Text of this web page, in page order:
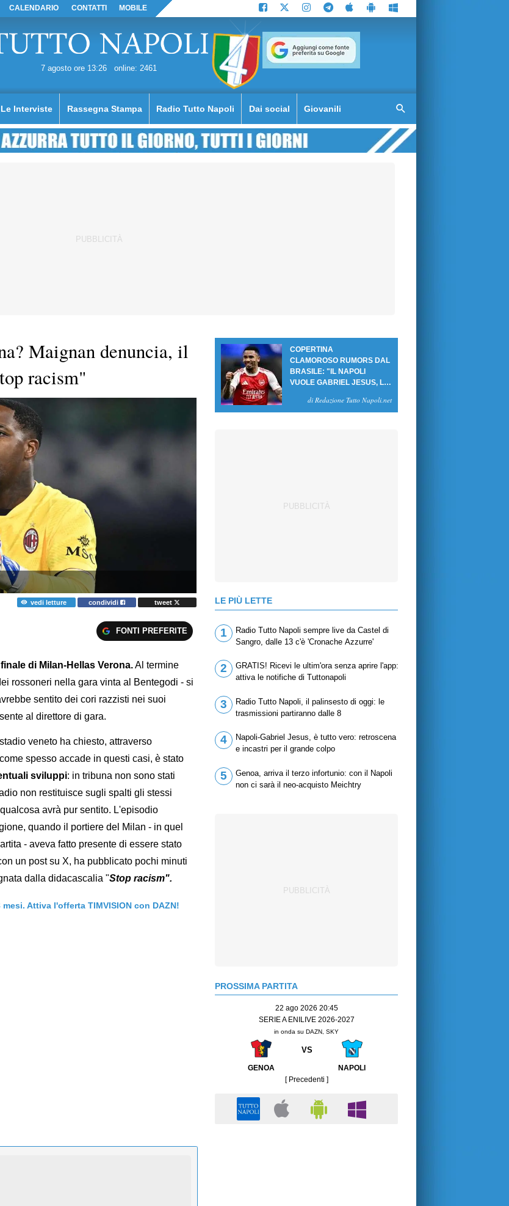
CALENDARIO CONTATTI MOBILE
7 agosto ore 13:26 online: 2461
Le Interviste Rassegna Stampa Radio Tutto Napoli Dai social Giovanili
Maignan denuncia, il
racism"
vedi letture condividi tweet
FONTI PREFERITE
di Milan-Hellas Verona.Al termine
rossoneri nella gara vinta al Bentegodi - si
sentito dei cori razzisti nei suoi
al direttore di gara.
veneto ha chiesto, attraverso
spesso accade in questi casi, è stato
sviluppi: in tribuna non sono stati
non restituisce sugli spalti gli stessi
avrà pur sentito. L'episodio
quando il portiere del Milan - in quel
- aveva fatto presente di essere stato
un post su X, ha pubblicato pochi minuti
dalla didacascalia "Stop racism".
Attiva l'offerta TIMVISION con DAZN!
COPERTINA
CLAMOROSO RUMORS DAL
BRASILE: "IL NAPOLI
VUOLE GABRIEL JESUS, LE
di Redazione Tutto Napoli.net
LE PIÙ LETTE
1
Radio Tutto Napoli sempre live da Castel di
Sangro, dalle 13 c'è 'Cronache Azzurre'
2
GRATIS! Ricevi le ultim'ora senza aprire l'app:
attiva le notifiche di Tuttonapoli
3
Radio Tutto Napoli, il palinsesto di oggi: le
trasmissioni partiranno dalle 8
4
Napoli-Gabriel Jesus, è tutto vero: retroscena
e incastri per il grande colpo
5
Genoa, arriva il terzo infortunio: con il Napoli
non ci sarà il neo-acquisto Meichtry
PROSSIMA PARTITA
22 ago 2026 20:45
SERIE A ENILIVE 2026-2027
in onda su DAZN, SKY
VS
GENOA
NAPOLI
[ Precedenti ]